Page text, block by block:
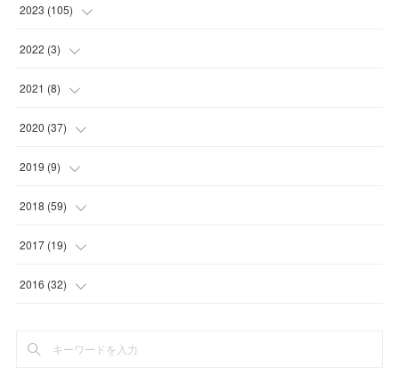
(1)
( )
2023 (105)
( 15 )
( 29
(32
(
2022 (3)
( )
(1
(
2021 (8)
(5
( )
(2
2020 (37)
( )
(8
(21
(1
(1)
2019 (9)
(9
2018 (59)
(1
(10 )
(17
2017 (19)
(2
(
2016 (32)
(